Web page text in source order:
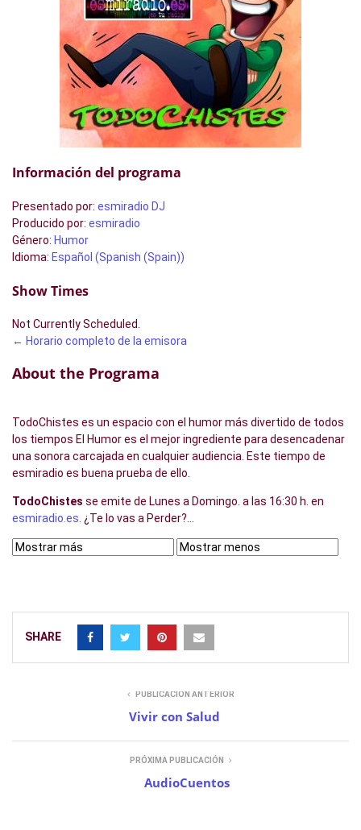
Información del programa
Presentado por: esmiradio DJ
Producido por: esmiradio
Género: Humor
Idioma: Español (Spanish (Spain))
Show Times
Not Currently Scheduled.
← Horario completo de la emisora
About the Programa
TodoChistes es un espacio con el humor más divertido de todos
los tiempos El Humor es el mejor ingrediente para desencadenar
una sonora carcajada en cualquier audiencia. Este tiempo de
esmiradio es buena prueba de ello.
TodoChistes se emite de Lunes a Domingo. a las 16:30 h. en
esmiradio.es. ¿Te lo vas a Perder?…
SHARE
PUBLICACIÓN ANTERIOR
Vivir con Salud
PRÓXIMA PUBLICACIÓN
AudioCuentos